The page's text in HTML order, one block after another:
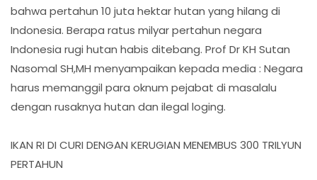
bahwa pertahun 10 juta hektar hutan yang hilang di
Indonesia. Berapa ratus milyar pertahun negara
Indonesia rugi hutan habis ditebang. Prof Dr KH Sutan
Nasomal SH,MH menyampaikan kepada media : Negara
harus memanggil para oknum pejabat di masalalu
dengan rusaknya hutan dan ilegal loging.
IKAN RI DI CURI DENGAN KERUGIAN MENEMBUS 300 TRILYUN
PERTAHUN